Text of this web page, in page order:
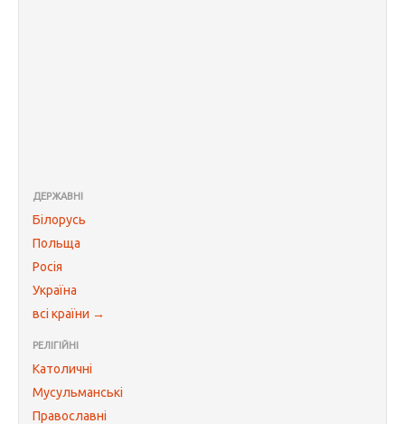
ДЕРЖАВНІ
Білорусь
Польща
Росія
Україна
всі країни →
РЕЛІГІЙНІ
Католичні
Мусульманські
Православні